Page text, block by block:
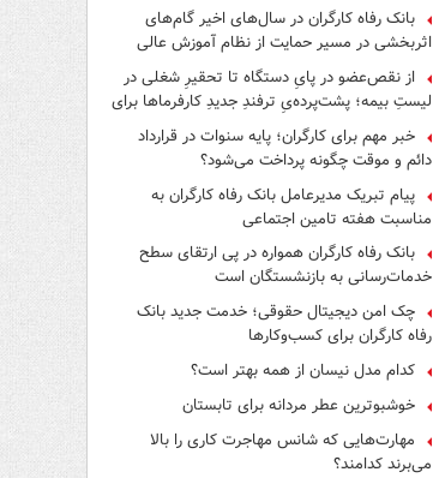
بانک رفاه کارگران در سال‌های اخیر گام‌های
اثربخشی در مسیر حمایت از نظام آموزش عالی
برداشته است
از نقص‌عضو در پایِ دستگاه تا تحقیرِ شغلی در
لیستِ بیمه؛ پشت‌پرده‌یِ ترفندِ جدیدِ کارفرماها برای
فرار از قانون چیست؟
خبر مهم برای کارگران؛ پایه سنوات در قرارداد
دائم و موقت چگونه پرداخت می‌شود؟
پیام تبریک مدیرعامل بانک رفاه کارگران به
مناسبت هفته تامین اجتماعی
بانک رفاه کارگران همواره در پی ارتقای سطح
خدمات‌رسانی به بازنشستگان است
چک امن دیجیتال حقوقی؛ خدمت جدید بانک
رفاه کارگران برای کسب‌وکارها
کدام مدل نیسان از همه بهتر است؟
خوشبوترین عطر مردانه برای تابستان
مهارت‌هایی که شانس مهاجرت کاری را بالا
می‌برند کدامند؟